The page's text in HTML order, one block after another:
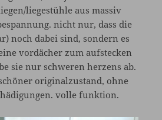
liegestühle aus massiv
nicht nur, dass die
noch dabei sind, sondern es
vordächer zum aufstecken
sie nur schweren herzens ab.
originalzustand, ohne
volle funktion.